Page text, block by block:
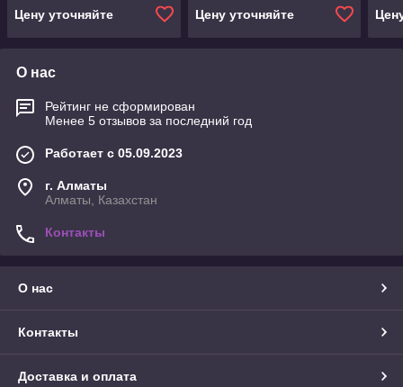
Цену уточняйте
Цену уточняйте
О нас
Рейтинг не сформирован
Менее 5 отзывов за последний год
Работает с 05.09.2023
г. Алматы
Алматы, Казахстан
Контакты
О нас
Контакты
Доставка и оплата